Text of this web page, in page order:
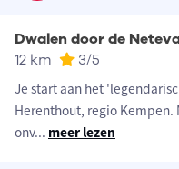
Dwalen door de
12 km 3/5
Je start aan het
Herenthout, regio Kempen.
onv... meer lezen